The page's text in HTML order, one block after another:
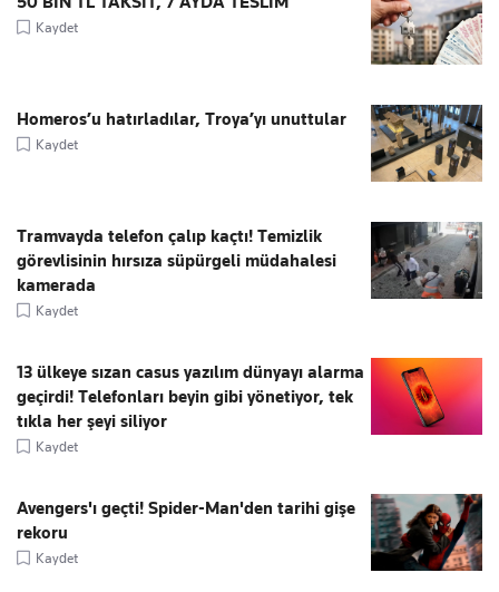
Kaydet
Homeros’u hatırladılar, Troya’yı unuttular
Kaydet
Tramvayda telefon çalıp kaçtı! Temizlik
görevlisinin hırsıza süpürgeli müdahalesi
kamerada
Kaydet
13 ülkeye sızan casus yazılım dünyayı alarma
geçirdi! Telefonları beyin gibi yönetiyor, tek
tıkla her şeyi siliyor
Kaydet
Avengers'ı geçti! Spider-Man'den tarihi gişe
rekoru
Kaydet